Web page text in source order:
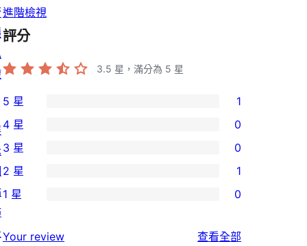
進階檢視
評分
3.5 星，滿分為 5 星
1
個
5
星
使
者
5 星 1
個
4
星
用
4 星 0
0
個
3
使
3 星 0
個
星
2 星 1
1 星 0
Your review 查看全部